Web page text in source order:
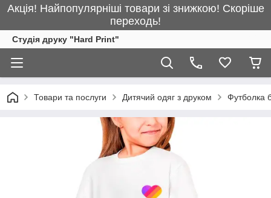
Акція! Найпопулярніші товари зі знижкою! Скоріше
переходь!
Студія друку "Hard Print"
Товари та послуги Дитячий одяг з друком Футболка